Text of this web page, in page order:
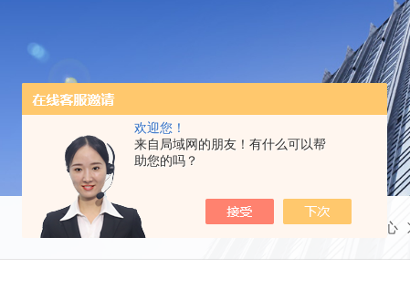
欢迎您！
来自局域网的朋友！有什么可以帮
助您的吗？
当前位置：首页 产品中心